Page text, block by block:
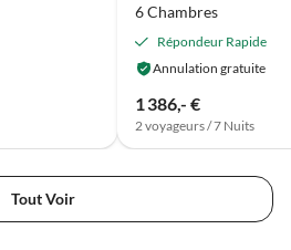
6 Chambres
Répondeur Rapide
Annulation gratuite
1 386,- €
2 voyageurs / 7 Nuits
Tout Voir